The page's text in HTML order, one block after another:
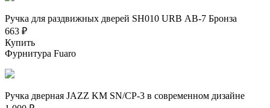
Ручка для раздвижных дверей SH010 URB АВ-7 Бронза
663 ₽
Купить
Фурнитура Fuaro
Ручка дверная JAZZ KM SN/CP-3 в современном дизайне